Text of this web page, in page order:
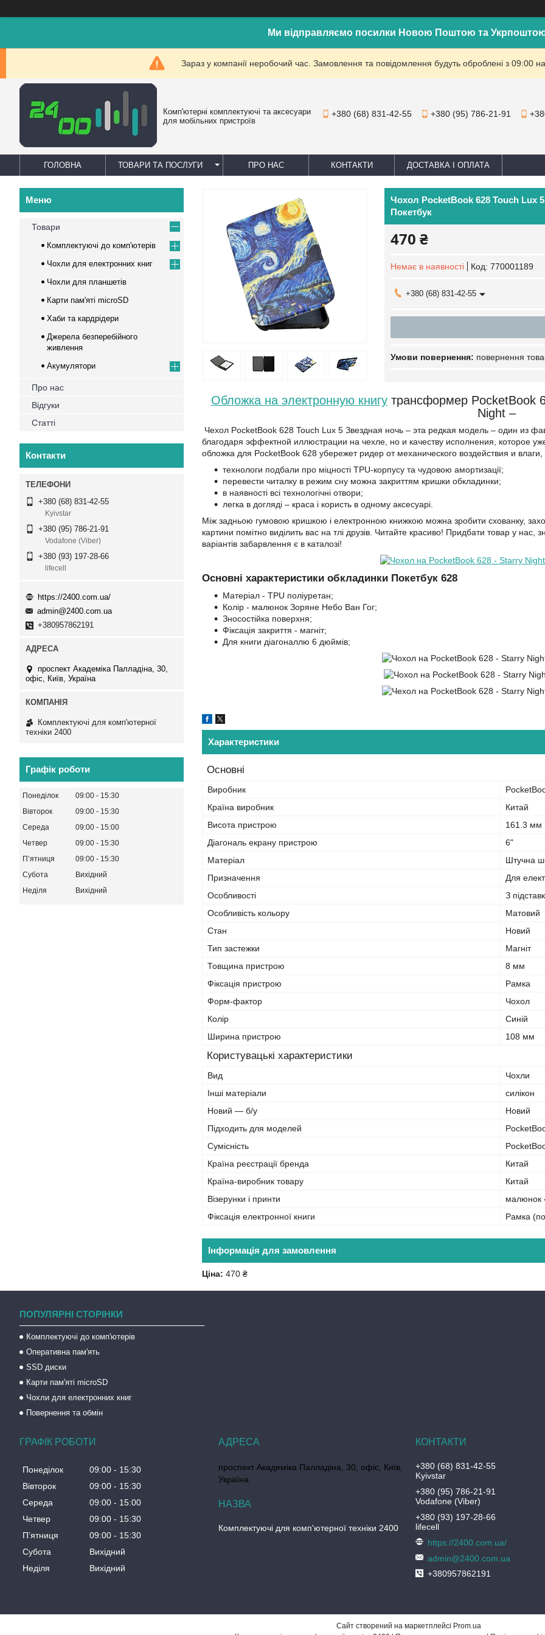
Ми відправляємо посилки Новою Поштою та
Зараз у компанії неробочий час. Замовлення та повідомлення будуть оброблені з 09:00
Комп'ютерні комплектуючі та аксесуари
для мобільних пристроїв
+380 (68) 831-42-55 +380 (95) 786-21-91
ГОЛОВНА ТОВАРИ ТА ПОСЛУГИ ПРО НАС КОНТАКТИ ДОСТАВКА І ОПЛАТА
Чохол PocketBook 628 Touch Lux
Покетбук
470 ₴
Немає в наявності Код: 770001189
+380 (68) 831-42-55
повернення
Обложка на электронную книгутрансформер PocketBook
Night –
Чехол PocketBook 628 Touch Lux 5 Звездная ночь – эта редкая модель – один из
благодаря эффектной иллюстрации на чехле, но и качеству исполнения, которое
обложка для PocketBook 628 убережет ридер от механического воздействия и влаги,
технологи подбали про міцності TPU-корпусу та чудовою амортизації;
перевести читалку в режим сну можна закриттям кришки обкладинки;
в наявності всі технологічні отвори;
легка в догляді – краса і користь в одному аксесуарі.
Між задньою гумовою кришкою і електронною книжкою можна зробити схованку,
картини помітно виділить вас на тлі друзів. Читайте красиво! Придбати товар у
варіантів забарвлення є в каталозі!
Основні характеристики обкладинки Покетбук 628
Матеріал - TPU поліуретан;
Колір - малюнок Зоряне Небо Ван Гог;
Зносостійка поверхня;
Фіксація закриття - магніт;
Для книги діагоналлю 6 дюймів;
Характеристики
Основні
Виробник
Країна виробник
Китай
Висота пристрою
161.3 мм
Діагональ екрану пристрою
6"
Матеріал
Штучна
Призначення
Для
Особливості
З
Особливість кольору
Матовий
Стан
Новий
Тип застежки
Магніт
Товщина пристрою
8 мм
Фіксація пристрою
Рамка
Форм-фактор
Чохол
Колір
Синій
Ширина пристрою
108 мм
Користувацькі характеристики
Вид
Чохли
Інші матеріали
силікон
Новий — б/у
Новий
Підходить для моделей
Сумісність
Країна реєстрації бренда
Китай
Країна-виробник товару
Китай
Візерунки і принти
малюнок
Фіксація електронної книги
Рамка
Інформація для замовлення
Ціна: 470 ₴
Товари
Комплектуючі до комп'ютерів
Чохли для електронних книг
Чохли для планшетів
Карти пам'яті microSD
Хаби та кардрідери
Джерела безперебійного
живлення
Акумулятори
Про нас
Відгуки
Статті
Контакти
+380 (68) 831-42-55
Kyivstar
+380 (95) 786-21-91
Vodafone (Viber)
+380 (93) 197-28-66
lifecell
https://2400.com.ua/
admin@2400.com.ua
+380957862191
проспект Академіка Палладіна, 30,
офіс, Київ, Україна
Комплектуючі для комп'ютерної
техніки 2400
Графік роботи
Понеділок 09:00
15:30
Вівторок
09:00
15:30
Середа
09:00
15:00
Четвер
09:00
15:30
Пʼятниця
09:00
15:30
Субота
Вихідний
Неділя
Вихідний
ПОПУЛЯРНІ СТОРІНКИ
Комплектуючі до комп'ютерів
Оперативна пам'ять
SSD диски
Карти пам'яті microSD
Чохли для електронних книг
Повернення та обмін
ГРАФІК РОБОТИ
Понеділок 09:00
15:30
Вівторок
09:00
15:30
Середа
09:00
15:00
Четвер
09:00
15:30
Пʼятниця
09:00
15:30
Субота
Вихідний
Неділя
Вихідний
проспект Академіка Палладіна, 30, офіс, Київ,
Україна
Комплектуючі для комп'ютерної техніки 2400
+380 (68) 831-42-55
Kyivstar
+380 (95) 786-21-91
Vodafone (Viber)
+380 (93) 197-28-66
lifecell
https://2400.com.ua/
admin@2400.com.ua
+380957862191
Сайт створений на маркетплейсі Prom.ua